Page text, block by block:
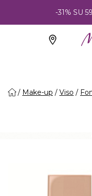
-31% SU
Make-up Viso